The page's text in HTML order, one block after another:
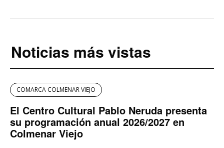
Noticias más vistas
COMARCA COLMENAR VIEJO
El Centro Cultural Pablo Neruda presenta
su programación anual 2026/2027 en
Colmenar Viejo